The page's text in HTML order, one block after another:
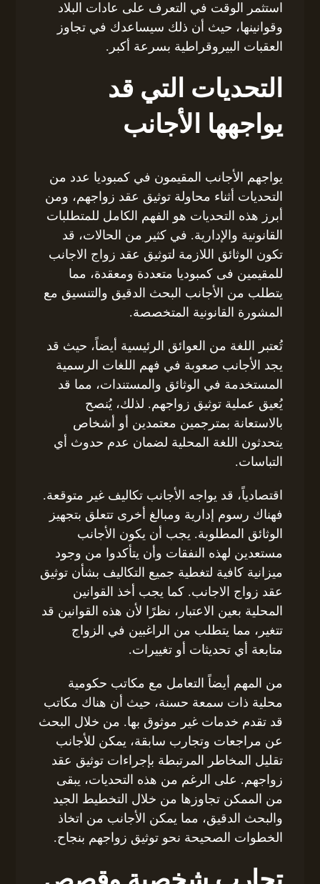
استثمر الوقت في التعرف على عادات البلاد
وقوانينها، حيث أن ذلك سيساعدك في تجاوز
العقبات البيروقراطية بسرعة أكبر.
التحديات التي قد
يواجهها الأجانب
يواجهم الأجانب المقيمون في كمبوديا عدد من
التحديات أثناء محاولة توثيق عقد زواجهم، ومن
أبرز هذه التحديات هو الفهم الكامل للمتطلبات
القانونية والإدارية. في كثير من الحالات، قد
تكون الوثائق اللازمة لتوثيق عقد زواج الاجانب
للمقيمين فى كمبوديا متعددة ومعقدة، مما
يتطلب من الأجانب البحث الدقيق والتنسيق مع
المشورة القانونية المتخصصة.
تُعتبر اللغة من العوائق الرئيسية أيضاً، حيث قد
يجد الأجانب صعوبة في فهم اللغات الرسمية
المستخدمة في الوثائق والمستندات، مما قد
يُعيق عملية توثيق زواجهم. لذلك، يُنصح
بالاستعانة بمترجمين معتمدين أو أشخاص
يتحدثون اللغة المحلية لضمان عدم حدوث أي
التباسات.
اقتصادياً، قد يواجه الأجانب تكاليف غير متوقعة.
فهناك رسوم إدارية ومبالغ أخرى تتعلق بتجهيز
الوثائق المطلوبة. يجب أن يكون الأجانب
مستعدين لهذه النفقات وأن يتأكدوا من وجود
ميزانية كافية لتغطية جميع التكاليف بشأن توثيق
عقد زواج الاجانب. كما يجب أخذ القوانين
المحلية بعين الاعتبار، نظرًا لأن هذه القوانين قد
تتغير، مما يتطلب من الراغبين في الزواج
متابعة أي تحديثات أو تغييرات.
من المهم أيضاً التعامل مع مكاتب حكومية
محلية ذات سمعة حسنة، حيث أن هناك مكاتب
قد تقدم خدمات غير موثوق بها. من خلال البحث
عن مراجعات وتجارب سابقة، يمكن للأجانب
تقليل المخاطر المرتبطة بإجراءات توثيق عقد
زواجهم. على الرغم من هذه التحديات، يبقى
من الممكن تجاوزها من خلال التخطيط الجيد
والبحث الدقيق، مما يمكن الأجانب من اتخاذ
الخطوات الصحيحة نحو توثيق زواجهم بنجاح.